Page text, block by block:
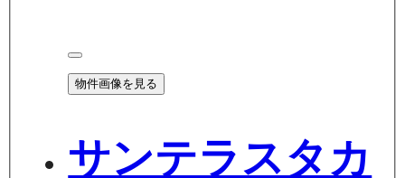
物件画像を見る
サンテラスタカ